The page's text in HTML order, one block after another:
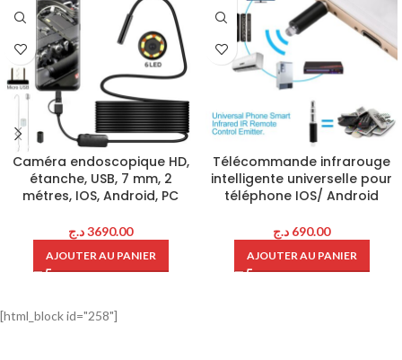
Caméra endoscopique HD,
étanche, USB, 7 mm, 2
métres, IOS, Android, PC
3690.00د.ج
AJOUTER AU PANIER
Télécommande infrarouge
intelligente universelle pour
téléphone IOS/ Android
690.00 د.ج
AJOUTER AU PANIER
[html_block id="258"]